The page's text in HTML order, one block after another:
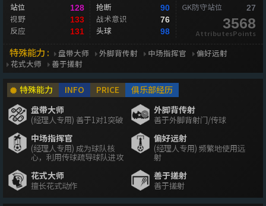
站位 128
视野 133
反应 131
抢断 90
战术意识 76
头球 98
GK防守站位 27
3568
AttributesPoints
特殊能力 : 盘带大师 外脚背传射 中场指挥官
偏好远射
花式大师
善于搓射
特殊能力 INFO PRICE
俱乐部经历
盘带大师
(经理人专用) 善于1对1突破
外脚背传射
善于外脚背射门/传球
中场指挥官
(经理人专用) 成为球队核
心，利用传球疏导球队进攻
偏好远射
(经理人专用) 频繁地使用远
射
花式大师
擅长花式动作
善于搓射
善于搓射